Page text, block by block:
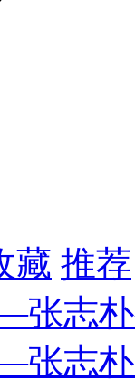
藏 推荐
志
志